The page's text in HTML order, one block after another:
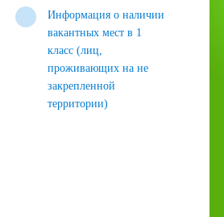
Информация о наличии
вакантных мест в 1
класс (лиц,
проживающих на не
закрепленной
территории)